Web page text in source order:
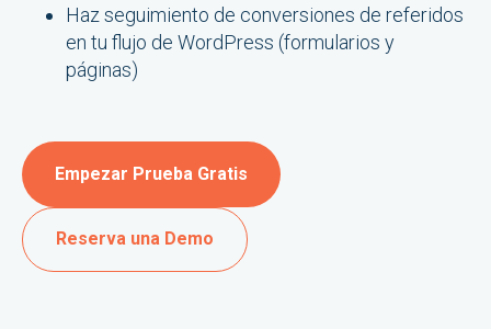
Haz seguimiento de conversiones de referidos
en tu flujo de WordPress (formularios y
páginas)
Empezar Prueba Gratis
Reserva una Demo